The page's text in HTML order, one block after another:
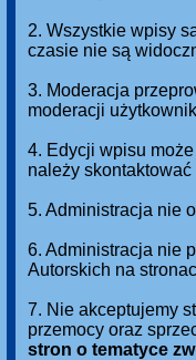
2. Wszystkie wpisy
czasie nie są
3. Moderacja
moderacji
4. Edycji wpisu
należy
5. Administracja nie
6. Administracja nie
Autorskich na
7. Nie akceptujemy
przemocy oraz
stron o tematyce